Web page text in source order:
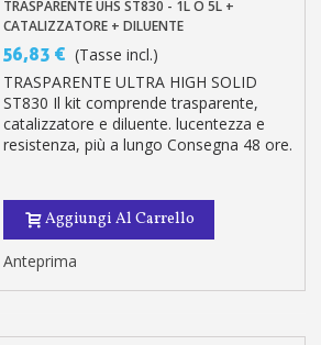
TRASPARENTE UHS ST830 - 1L O 5L +
CATALIZZATORE + DILUENTE
56,83 € (Tasse incl.)
TRASPARENTE ULTRA HIGH SOLID
ST830 Il kit comprende trasparente,
catalizzatore e diluente. lucentezza e
resistenza, più a lungo Consegna 48 ore.
Aggiungi Al Carrello
Anteprima